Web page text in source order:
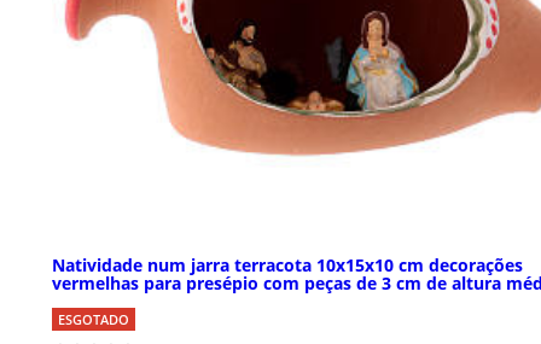
Natividade num jarra terracota 10x15x10 cm decorações
vermelhas para presépio com peças de 3 cm de altura
ESGOTADO